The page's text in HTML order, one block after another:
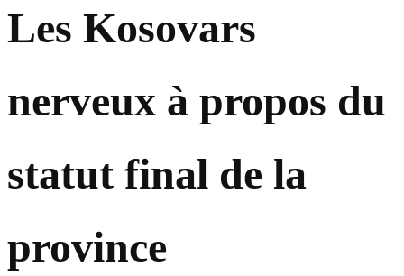
Les Kosovars
nerveux à propos du
statut final de la
province